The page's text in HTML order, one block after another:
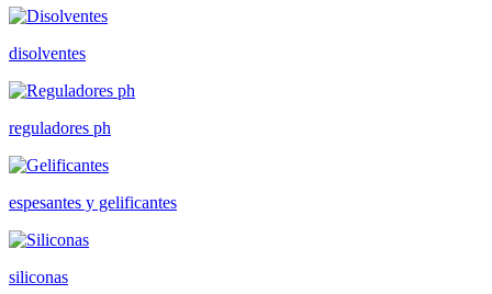
disolventes
reguladores ph
espesantes y gelificantes
siliconas